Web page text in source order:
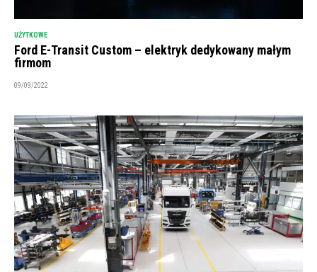
UŻYTKOWE
Ford E-Transit Custom – elektryk dedykowany małym
firmom
09/09/2022